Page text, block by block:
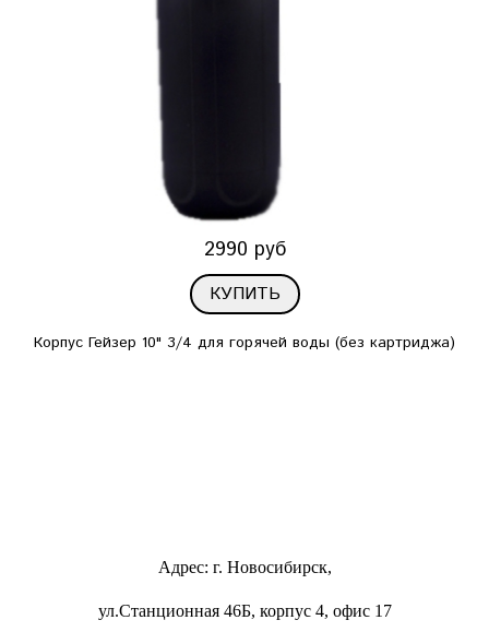
2990 руб
КУПИТЬ
Корпус Гейзер 10" 3/4 для горячей воды (без картриджа)
Адрес: г. Новосибирск,
ул.Станционная 46Б, корпус 4, офис 17